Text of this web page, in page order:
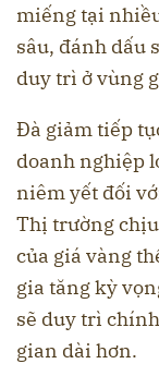
miếng tại
sâu, đánh dấu
duy trì ở vùng
Đà giảm tiếp
doanh nghiệp
niêm yết đối
Thị trường
của giá vàng
gia tăng kỳ
sẽ duy trì
gian dài hơn.